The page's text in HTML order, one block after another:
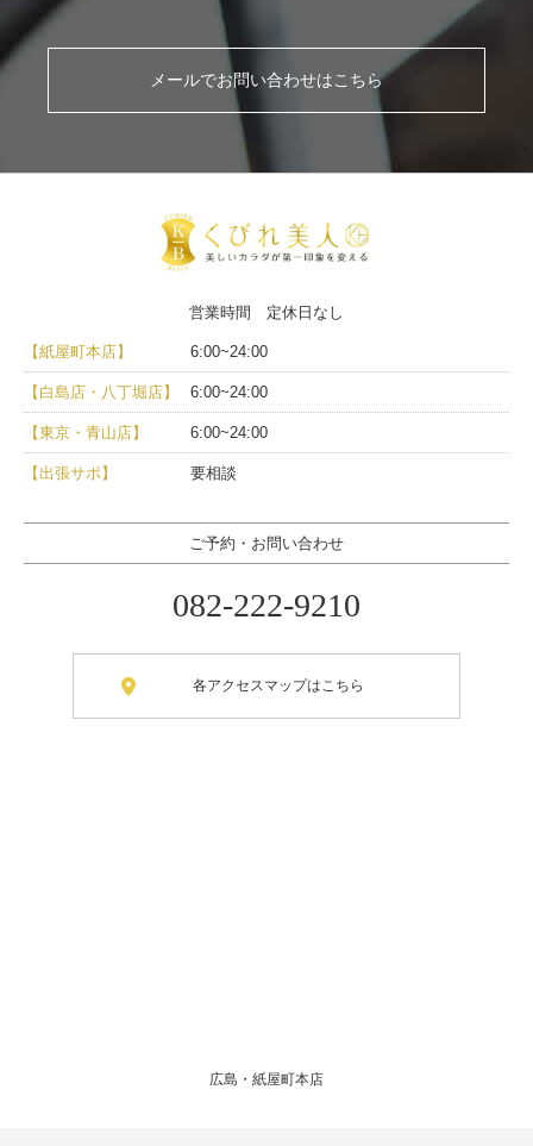
メールでお問い合わせはこちら
営業時間 定休日なし
【紙屋町本店】 6:00~24:00
【白島店・八丁堀店】 6:00~24:00
【東京・青山店】 6:00~24:00
【出張サポ】 要相談
ご予約・お問い合わせ
082-222-9210
各アクセスマップはこちら
広島・紙屋町本店